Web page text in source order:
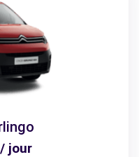
jour